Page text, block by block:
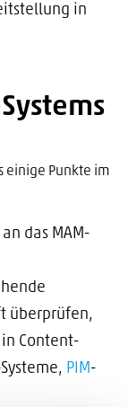
in
einige Punkte im
das MAM-
überprüfen,
Content-
PIM-